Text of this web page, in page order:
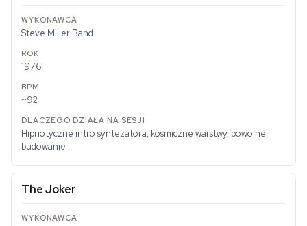
Steve Miller Band
1976
~92
Hipnotyczne intro syntezatora, kosmiczne warstwy, powolne
budowanie
The Joker